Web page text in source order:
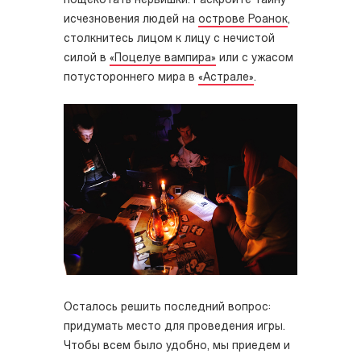
исчезновения людей на острове Роанок,
столкнитесь лицом к лицу с нечистой
силой в «Поцелуе вампира» или с ужасом
потустороннего мира в «Астрале».
Осталось решить последний вопрос:
придумать место для проведения игры.
Чтобы всем было удобно, мы приедем и